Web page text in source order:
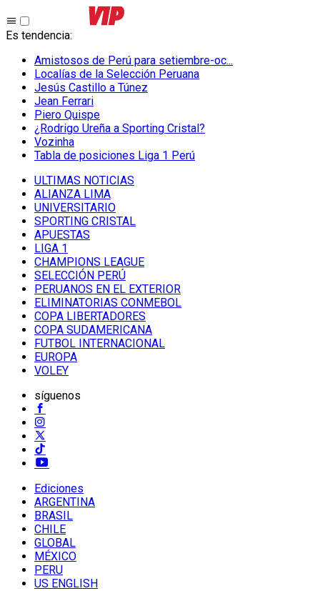
Es tendencia:
Amistosos de Perú para setiembre-oc...
Localías de la Selección Peruana
Jesús Castillo a Túnez
Jean Ferrari
Piero Quispe
¿Rodrigo Ureña a Sporting Cristal?
Vozinha
Tabla de posiciones Liga 1 Perú
ULTIMAS NOTICIAS
ALIANZA LIMA
UNIVERSITARIO
SPORTING CRISTAL
APUESTAS
LIGA 1
CHAMPIONS LEAGUE
SELECCIÓN PERÚ
PERUANOS EN EL EXTERIOR
ELIMINATORIAS CONMEBOL
COPA LIBERTADORES
COPA SUDAMERICANA
FUTBOL INTERNACIONAL
EUROPA
VOLEY
síguenos
Ediciones
ARGENTINA
BRASIL
CHILE
GLOBAL
MÉXICO
PERU
US ENGLISH